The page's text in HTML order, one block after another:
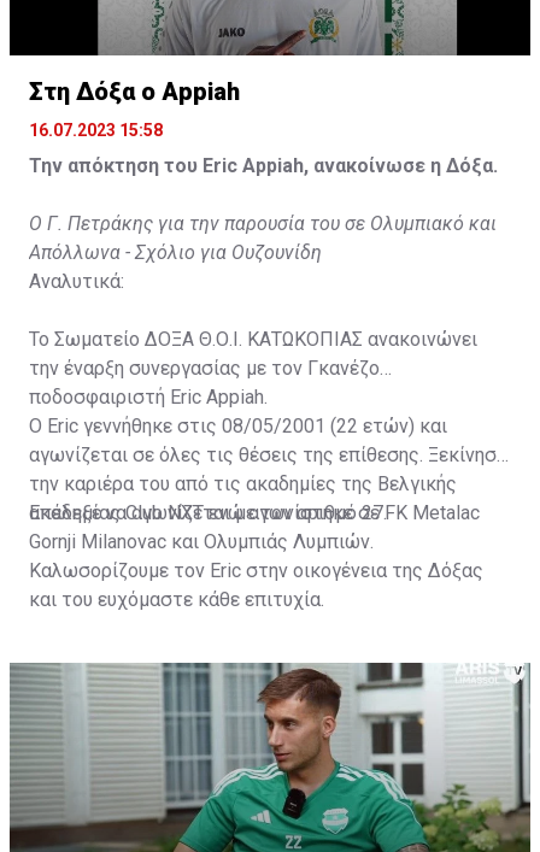
Στη Δόξα ο Appiah
16.07.2023 15:58
Την απόκτηση του Eric Appiah, ανακοίνωσε η Δόξα.
Ο Γ. Πετράκης για την παρουσία του σε Ολυμπιακό και
Απόλλωνα - Σχόλιο για Ουζουνίδη
Αναλυτικά:
Το Σωματείο ΔΟΞΑ Θ.Ο.Ι. ΚΑΤΩΚΟΠΙΑΣ ανακοινώνει
την έναρξη συνεργασίας με τον Γκανέζο
ποδοσφαιριστή Eric Appiah.
Ο Eric γεννήθηκε στις 08/05/2001 (22 ετών) και
αγωνίζεται σε όλες τις θέσεις της επίθεσης. Ξεκίνησε
την καριέρα του από τις ακαδημίες της Βελγικής
ακαδημίας Club NXT ενώ αγωνίστηκε σε FK Metalac
Gornji Milanovac και Ολυμπιάς Λυμπιών.
Επέλεξε να αγωνίζεται με τον αριθμό 27.
Καλωσορίζουμε τον Eric στην οικογένεια της Δόξας
και του ευχόμαστε κάθε επιτυχία.